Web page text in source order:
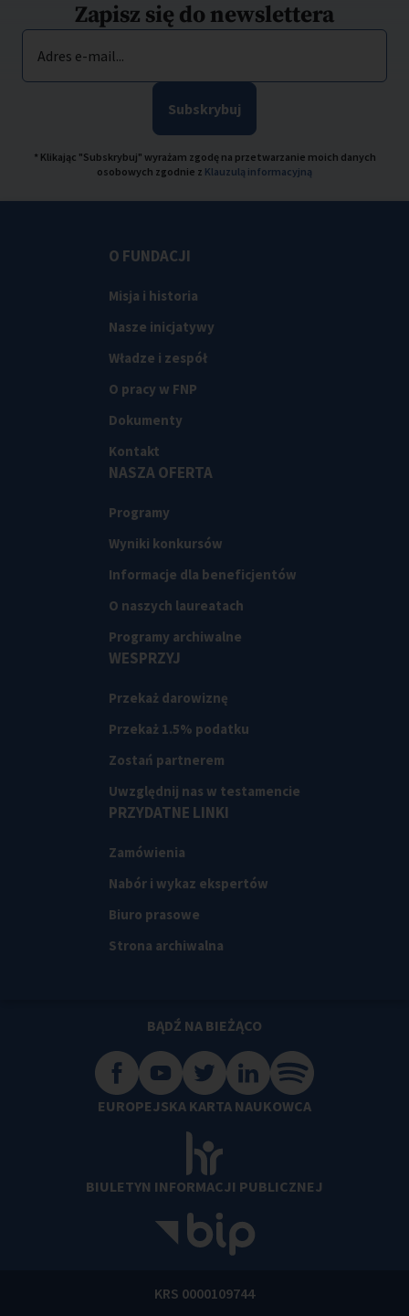
Zapisz się do newslettera
Adres e-mail...
Subskrybuj
* Klikając "Subskrybuj" wyrażam zgodę na przetwarzanie moich danych
osobowych zgodnie z Klauzulą informacyjną
O FUNDACJI
Misja i historia
Nasze inicjatywy
Władze i zespół
O pracy w FNP
Dokumenty
Kontakt
NASZA OFERTA
Programy
Wyniki konkursów
Informacje dla beneficjentów
O naszych laureatach
Programy archiwalne
WESPRZYJ
Przekaż darowiznę
Przekaż 1.5% podatku
Zostań partnerem
Uwzględnij nas w testamencie
PRZYDATNE LINKI
Zamówienia
Nabór i wykaz ekspertów
Biuro prasowe
Strona archiwalna
BĄDŹ NA BIEŻĄCO
EUROPEJSKA KARTA NAUKOWCA
BIULETYN INFORMACJI PUBLICZNEJ
KRS 0000109744